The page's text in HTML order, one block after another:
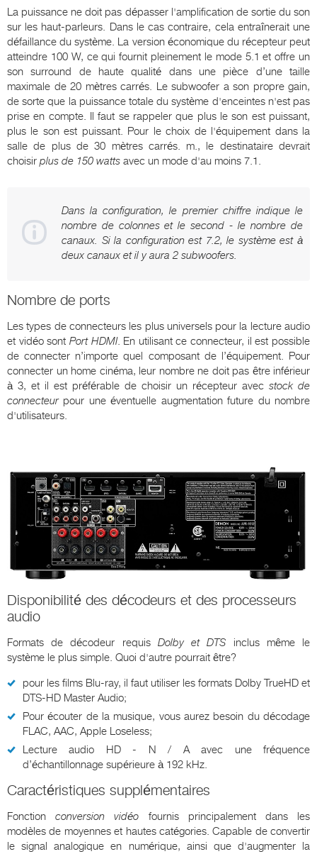
La puissance ne doit pas dépasser l'amplification de sortie du son
sur les haut-parleurs. Dans le cas contraire, cela entraînerait une
défaillance du système. La version économique du récepteur peut
atteindre 100 W, ce qui fournit pleinement le mode 5.1 et offre un
son surround de haute qualité dans une pièce d’une taille
maximale de 20 mètres carrés. Le subwoofer a son propre gain,
de sorte que la puissance totale du système d'enceintes n'est pas
prise en compte. Il faut se rappeler que plus le son est puissant,
plus le son est puissant. Pour le choix de l'équipement dans la
salle de plus de 30 mètres carrés. m., le destinataire devrait
choisir plus de 150 watts avec un mode d'au moins 7.1.
Dans la configuration, le premier chiffre indique le
nombre de colonnes et le second - le nombre de
canaux. Si la configuration est 7.2, le système est à
deux canaux et il y aura 2 subwoofers.
Nombre de ports
Les types de connecteurs les plus universels pour la lecture audio
et vidéo sont Port HDMI. En utilisant ce connecteur, il est possible
de connecter n’importe quel composant de l’équipement. Pour
connecter un home cinéma, leur nombre ne doit pas être inférieur
à 3, et il est préférable de choisir un récepteur avec stock de
connecteurpour une éventuelle augmentation future du nombre
d'utilisateurs.
Disponibilité des décodeurs et des processeurs
audio
Formats de décodeur requis Dolby et DTS inclus même le
système le plus simple. Quoi d'autre pourrait être?
pour les films Blu-ray, il faut utiliser les formats Dolby TrueHD et
DTS-HD Master Audio;
Pour écouter de la musique, vous aurez besoin du décodage
FLAC, AAC, Apple Loseless;
Lecture audio HD - N / A avec une fréquence
d’échantillonnage supérieure à 192 kHz.
Caractéristiques supplémentaires
Fonctionconversion vidéo fournis principalement dans les
modèles de moyennes et hautes catégories. Capable de convertir
le signal analogique en numérique, ainsi que d'augmenter la